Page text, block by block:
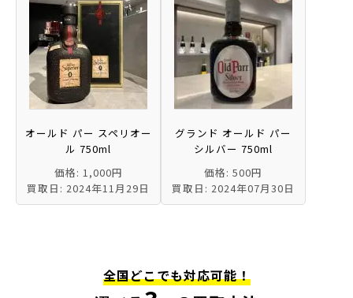
オールド パー スペリオー
ル 750ml
価格: 1,000円
買取日: 2024年11月29日
グランド オールド パー
シルバー 750ml
価格: 500円
買取日: 2024年07月30日
全国どこでも対応可能！